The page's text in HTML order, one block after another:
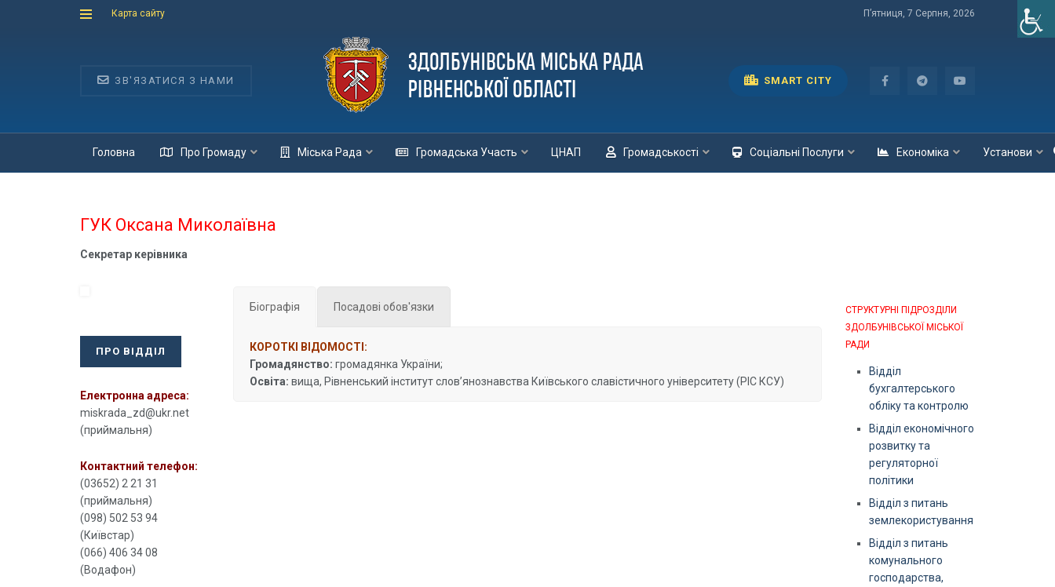
Карта сайту П’ятниця, 7 Серпня, 2026
ЗВ'ЯЗАТИСЯ З НАМИ SMART CITY
Головна Про Громаду Міська Рада Громадська Участь ЦНАП Громадськості Соціальні Послуги Економіка Установи
ГУК Оксана Миколаївна
Секретар керівника
ПРО ВІДДІЛ
Електронна адреса:
miskrada_zd@ukr.net
(приймальня)
Контактний телефон:
(03652) 2 21 31
(приймальня)
(098) 502 53 94
(Київстар)
(066) 406 34 08
(Водафон)
Біографія Посадові обов'язки
КОРОТКІ ВІДОМОСТІ:
Громадянство: громадянка України;
Освіта: вища, Рівненський інститут слов’янознавства Київського славістичного університету (РІС КСУ)
СТРУКТУРНІ ПІДРОЗДІЛИ
ЗДОЛБУНІВСЬКОЇ МІСЬКОЇ
РАДИ
Відділ
бухгалтерського
обліку та контролю
Відділ економічного
розвитку та
регуляторної
політики
Відділ з питань
землекористування
Відділ з питань
комунального
господарства,